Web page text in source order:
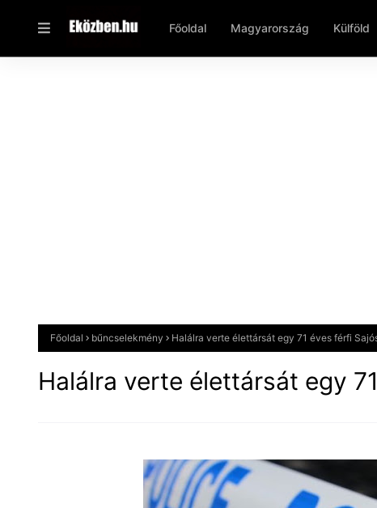
Főoldal Magyarország Külföld
Főoldal bűncselekmény Halálra verte élettársát egy 71 éves férfi
Halálra verte élettársát egy